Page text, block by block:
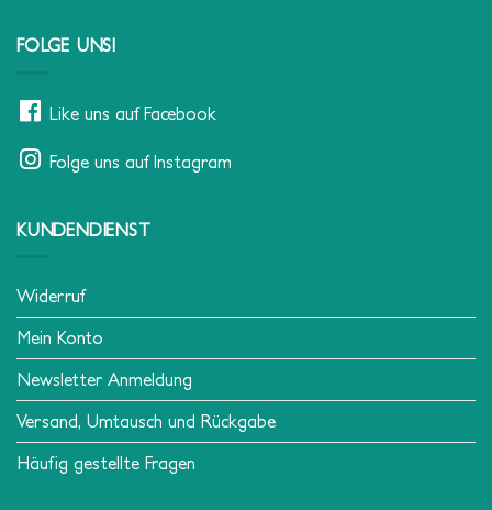
FOLGE UNS!
Like uns auf Facebook
Folge uns auf Instagram
KUNDENDIENST
Widerruf
Mein Konto
Newsletter Anmeldung
Versand, Umtausch und Rückgabe
Häufig gestellte Fragen